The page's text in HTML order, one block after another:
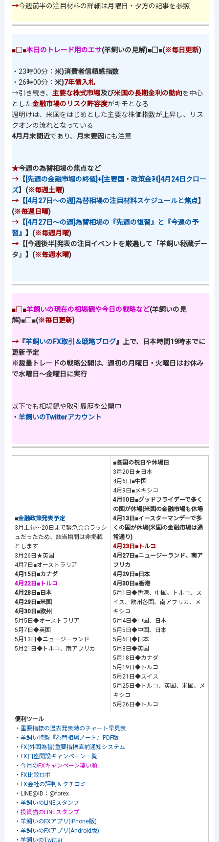
→今週前半の注目材料の詳細は月曜日・夕方の記事を参照
■□■本日のトレード用のエサ(羊飼いの見解)■□■(※毎日更新)
・23時00分： 米)消費者信頼感指数
・26時00分： 米)7年債入札
→引き続き、 主要な株式市場及び米国の長期金利の動向を中心
とした金融市場のリスク許容度がキモとなる
週明けは、米国をはじめとした主要な株価指数が上昇し、リス
クオンの流れとなっている
4月月末間近であり、 月末要因 にも注意
★今週の為替相場の焦点など
→ 【[先週の金融市場の終値]+[主要国・政策金利]4月24日クロー
ズ】(※毎週土曜)
→ 【[4月27日～の週]為替相場の注目材料スケジュールと焦点】
(※毎週日曜)
→ 【[4月27日～の週]為替相場の『先週の復習』と『今週の予
習』 】(※毎週月曜)
→ 【[今週後半]発表の注目イベントを厳選して「羊飼い秘蔵デー
タ」】(※毎週水曜)
■□■羊飼いの現在の相場観や今日の戦略など(羊飼いの見
解)■□■(※毎日更新)
→ 『羊飼いのFX取引＆戦略ブログ』上で、日本時間19時までに
更新予定
※裁量トレードの戦略公開は、週初の月曜日・火曜日はお休み
で水曜日～金曜日に実行
以下でも相場観や取引履歴を公開中
・ 羊飼いのTwitterアカウント
■金融政策発表予定
3月上旬～20日まで緊急会合ラッシ
ュだったため、該当期間は非掲載
とします
3月26日★英国
4月7日■オーストラリア
4月15日■カナダ
4月22日■トルコ
4月28日■日本
4月29日■米国
4月30日■欧州
5月5日◆オーストラリア
5月7日◆英国
5月13日◆ニュージーランド
5月21日◆トルコ、南アフリカ
■各国の祝日や休場日
3月20日★日本
4月6日■中国
4月9日■メキシコ
4月10日■グッドフライデーで多く
の国が休場(米国の金融市場も休場
4月13日■イースターマンデーで多
くの国が休場(米国の金融市場は通
常通り)
4月23日■トルコ
4月27日■ニュージーランド、南ア
フリカ
4月29日■日本
4月30日■香港
5月1日◆香港、中国、トルコ、ス
イス、欧州各国、南アフリカ、メ
キシコ
5月4日◆中国、日本
5月5日◆中国、日本
5月6日◆日本
5月8日◆英国
5月18日◆カナダ
5月19日◆トルコ
5月21日◆スイス
5月25日◆トルコ、英国、米国、メ
キシコ
5月26日◆トルコ
便利ツール
・ 重要指標の過去発表時のチャート早見表
・ 羊飼い特製『為替相場ノート』PDF版
・ FX(外国為替)重要指標直前通知システム
・ FX口座開設キャンペーン一覧
・ 今月の FXキャンペーン凄い順
・ FX比較ロボ
・ FX会社の評判＆クチコミ
・LINE@ID：@forex
・ 羊飼いのLINEスタンプ
・ 投資猫のLINEスタンプ
・ 羊飼いのFXアプリ(iPhone版)
・ 羊飼いのFXアプリ(Android版)
・ 羊飼いのTwitter